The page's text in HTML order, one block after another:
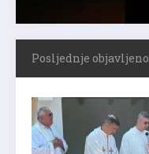
Posljednje objavljeno